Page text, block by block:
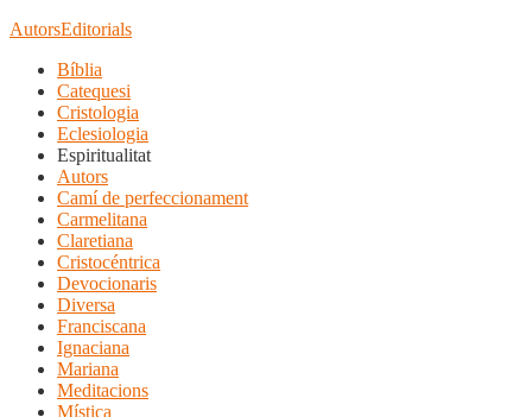
AutorsEditorials
Bíblia
Catequesi
Cristologia
Eclesiologia
Espiritualitat
Autors
Camí de perfeccionament
Carmelitana
Claretiana
Cristocéntrica
Devocionaris
Diversa
Franciscana
Ignaciana
Mariana
Meditacions
Mística